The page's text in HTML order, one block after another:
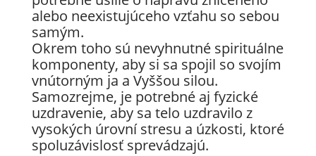
alebo neexistujúceho vzťahu so sebou
samým.
Okrem toho sú nevyhnutné spirituálne
komponenty, aby si sa spojil so svojím
vnútorným ja a Vyššou silou.
Samozrejme, je potrebné aj fyzické
uzdravenie, aby sa telo uzdravilo z
vysokých úrovní stresu a úzkosti, ktoré
spoluzávislosť sprevádzajú.